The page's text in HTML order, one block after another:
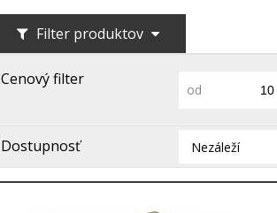
Filter produktov
Cenový filter
od
Dostupnosť Nezáleží